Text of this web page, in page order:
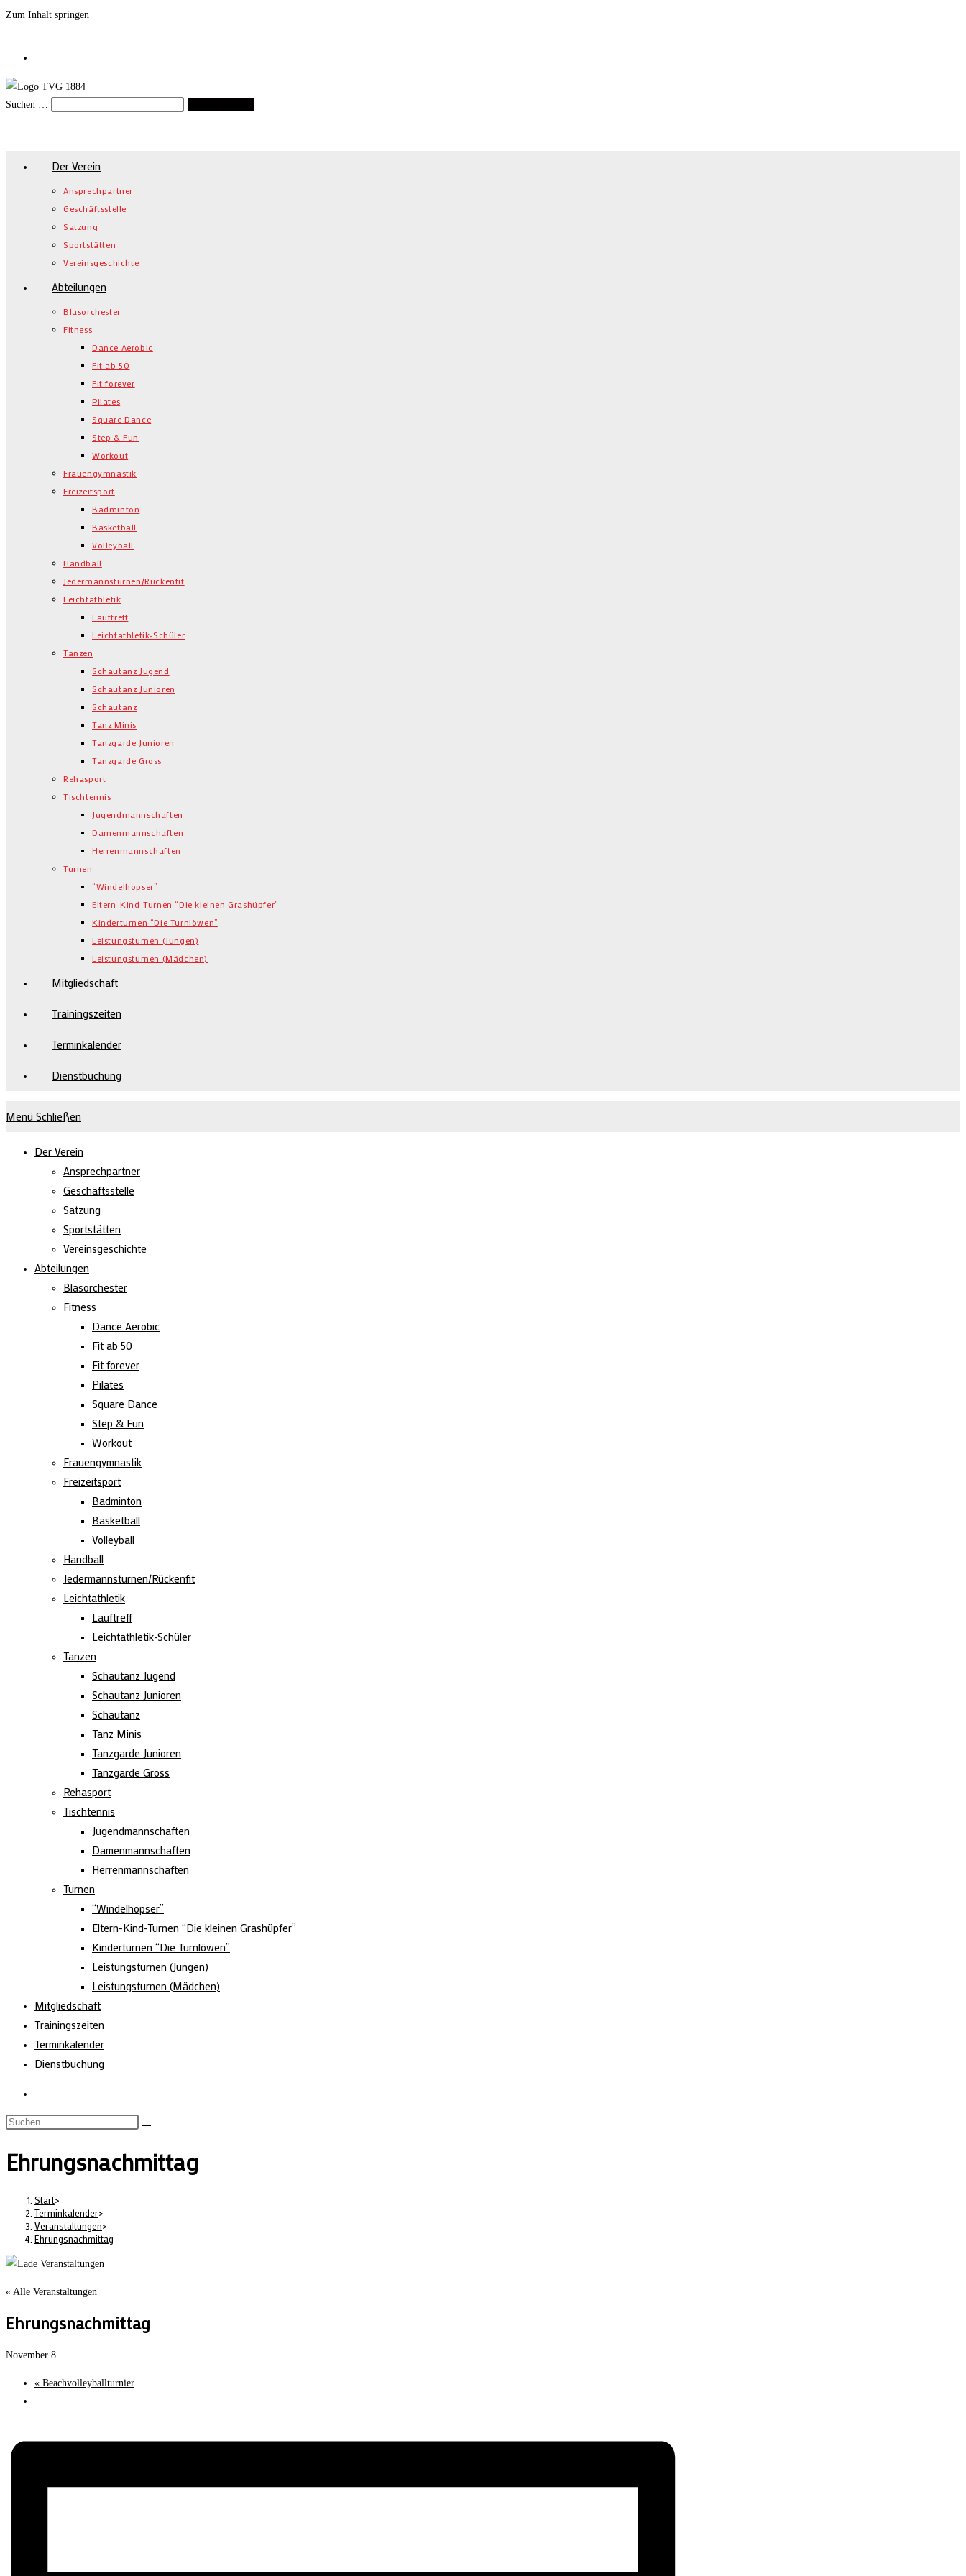
Zum Inhalt springen
Suchen …
Der Verein
Ansprechpartner
Geschäftsstelle
Satzung
Sportstätten
Vereinsgeschichte
Abteilungen
Blasorchester
Fitness
Dance Aerobic
Fit ab 50
Fit forever
Pilates
Square Dance
Step & Fun
Workout
Frauengymnastik
Freizeitsport
Badminton
Basketball
Volleyball
Handball
Jedermannsturnen/Rückenfit
Leichtathletik
Lauftreff
Leichtathletik-Schüler
Tanzen
Schautanz Jugend
Schautanz Junioren
Schautanz
Tanz Minis
Tanzgarde Junioren
Tanzgarde Gross
Rehasport
Tischtennis
Jugendmannschaften
Damenmannschaften
Herrenmannschaften
Turnen
“Windelhopser”
Eltern-Kind-Turnen “Die kleinen Grashüpfer”
Kinderturnen “Die Turnlöwen”
Leistungsturnen (Jungen)
Leistungsturnen (Mädchen)
Mitgliedschaft
Trainingszeiten
Terminkalender
Dienstbuchung
Menü Schließen
Der Verein
Ansprechpartner
Geschäftsstelle
Satzung
Sportstätten
Vereinsgeschichte
Abteilungen
Blasorchester
Fitness
Dance Aerobic
Fit ab 50
Fit forever
Pilates
Square Dance
Step & Fun
Workout
Frauengymnastik
Freizeitsport
Badminton
Basketball
Volleyball
Handball
Jedermannsturnen/Rückenfit
Leichtathletik
Lauftreff
Leichtathletik-Schüler
Tanzen
Schautanz Jugend
Schautanz Junioren
Schautanz
Tanz Minis
Tanzgarde Junioren
Tanzgarde Gross
Rehasport
Tischtennis
Jugendmannschaften
Damenmannschaften
Herrenmannschaften
Turnen
“Windelhopser”
Eltern-Kind-Turnen “Die kleinen Grashüpfer”
Kinderturnen “Die Turnlöwen”
Leistungsturnen (Jungen)
Leistungsturnen (Mädchen)
Mitgliedschaft
Trainingszeiten
Terminkalender
Dienstbuchung
Ehrungsnachmittag
Start>
Terminkalender>
Veranstaltungen>
Ehrungsnachmittag
« Alle Veranstaltungen
Ehrungsnachmittag
November 8
« Beachvolleyballturnier